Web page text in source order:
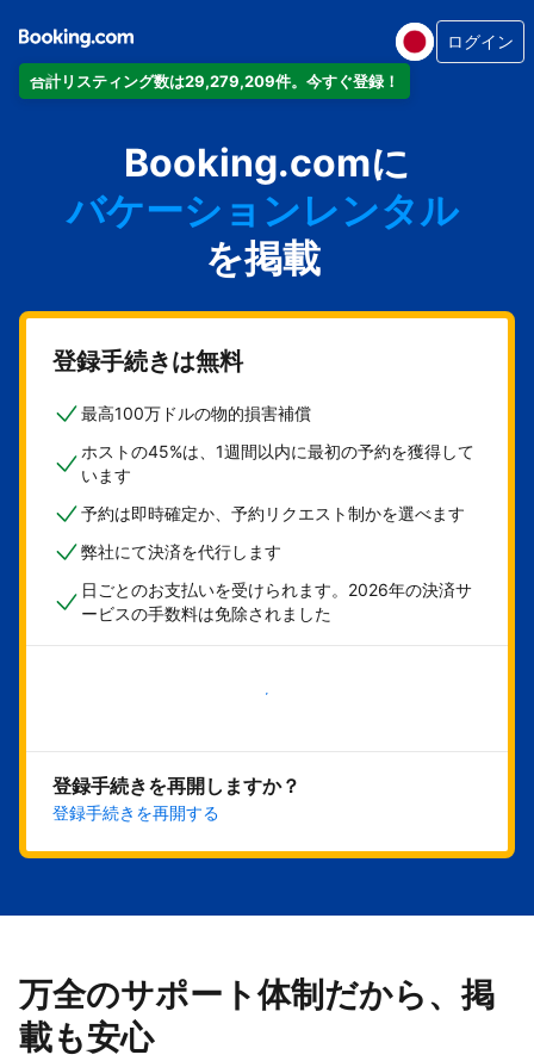
合計リスティング数は29,279,209件。今すぐ登録！
ログイン
Booking.comに
アパートメント
ホテル
バケーションレンタル
ゲストハウス
旅館
を掲載
登録手続きは無料
最高100万ドルの物的損害補償
ホストの45%は、1週間以内に最初の予約を獲得して
います
予約は即時確定か、予約リクエスト制かを選べます
弊社にて決済を代行します
日ごとのお支払いを受けられます。2026年の決済サ
ービスの手数料は免除されました
今すぐ始める
登録手続きを再開しますか？
登録手続きを再開する
万全のサポート体制だから、掲
載も安心